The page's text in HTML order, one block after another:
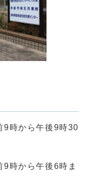
9時から午後9時30
9時から午後6時ま